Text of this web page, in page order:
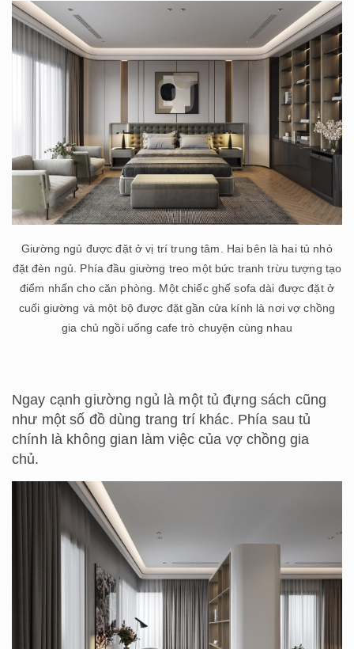
Giường ngủ được đặt ở vị trí trung tâm. Hai bên là hai tủ nhỏ
đặt đèn ngủ. Phía đầu giường treo một bức tranh trừu tượng tạo
điểm nhấn cho căn phòng. Một chiếc ghế sofa dài được đặt ở
cuối giường và một bộ được đặt gần cửa kính là nơi vợ chồng
gia chủ ngồi uống cafe trò chuyện cùng nhau
Ngay cạnh giường ngủ là một tủ đựng sách cũng
như một số đồ dùng trang trí khác. Phía sau tủ
chính là không gian làm việc của vợ chồng gia
chủ.